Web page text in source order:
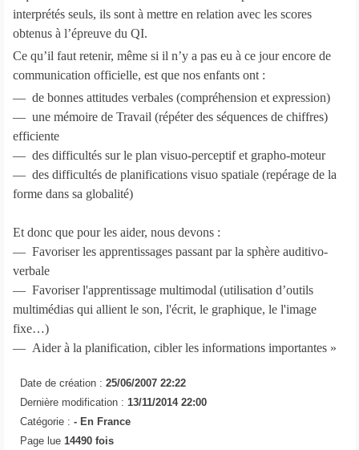
interprétés seuls, ils sont à mettre en relation avec les scores
obtenus à l’épreuve du QI.
Ce qu’il faut retenir, même si il n’y a pas eu à ce jour encore de
communication officielle, est que nos enfants ont :
— de bonnes attitudes verbales (compréhension et expression)
— une mémoire de Travail (répéter des séquences de chiffres)
efficiente
— des difficultés sur le plan visuo-perceptif et grapho-moteur
— des difficultés de planifications visuo spatiale (repérage de la
forme dans sa globalité)
Et donc que pour les aider, nous devons :
— Favoriser les apprentissages passant par la sphère auditivo-
verbale
— Favoriser l'apprentissage multimodal (utilisation d’outils
multimédias qui allient le son, l'écrit, le graphique, le l'image
fixe…)
— Aider à la planification, cibler les informations importantes »
Date de création : 25/06/2007 22:22
Dernière modification : 13/11/2014 22:00
Catégorie : - En France
Page lue 14490 fois